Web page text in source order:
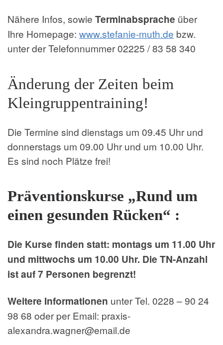
Nähere Infos, sowie Terminabsprache über
Ihre Homepage: www.stefanie-muth.de bzw.
unter der Telefonnummer 02225 / 83 58 340
Änderung der Zeiten beim
Kleingruppentraining!
Die Termine sind dienstags um 09.45 Uhr und
donnerstags um 09.00 Uhr und um 10.00 Uhr.
Es sind noch Plätze frei!
Präventionskurse „Rund um
einen gesunden Rücken“ :
Die Kurse finden statt: montags um 11.00 Uhr
und mittwochs um 10.00 Uhr. Die TN-Anzahl
ist auf 7 Personen begrenzt!
Weitere Informationen unter Tel. 0228 – 90 24
98 68 oder per Email: praxis-
alexandra.wagner@email.de